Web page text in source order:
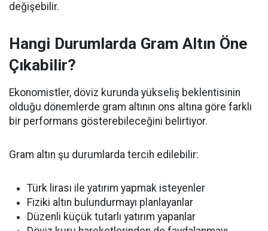
değişebilir.
Hangi Durumlarda Gram Altın Öne
Çıkabilir?
Ekonomistler, döviz kurunda yükseliş beklentisinin
olduğu dönemlerde gram altının ons altına göre farklı
bir performans gösterebileceğini belirtiyor.
Gram altın şu durumlarda tercih edilebilir:
Türk lirası ile yatırım yapmak isteyenler
Fiziki altın bulundurmayı planlayanlar
Düzenli küçük tutarlı yatırım yapanlar